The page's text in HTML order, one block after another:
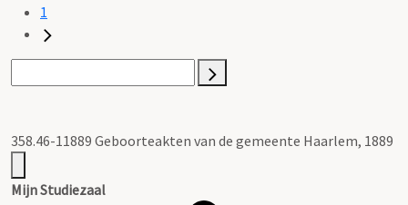
1
358.46-11889 Geboorteakten van de gemeente Haarlem, 1889
Mijn Studiezaal